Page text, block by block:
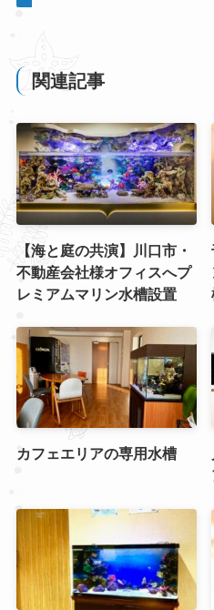
関連記事
【海と庭の共演】川口市・
不動産会社様オフィスへプ
レミアムマリン水槽設置
カフェエリアの専用水槽